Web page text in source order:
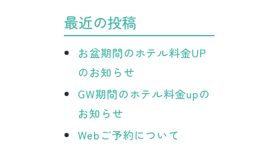
最近の投稿
お盆期間のホテル料金UP
のお知らせ
GW期間のホテル料金upの
お知らせ
Webご予約について